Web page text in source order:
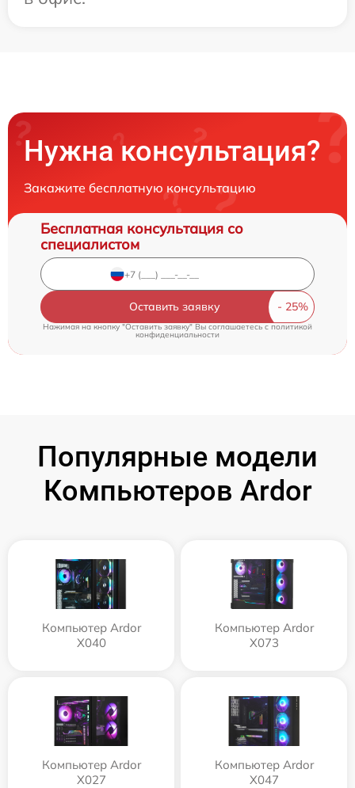
Нужна консультация?
Закажите бесплатную консультацию
Бесплатная консультация со
специалистом
Оставить заявку
Нажимая на кнопку "Оставить заявку" Вы соглашаетесь cполитикой
конфиденциальности
Популярные модели
Компьютеров Ardor
Компьютер Ardor
X040
Компьютер Ardor
X073
Компьютер Ardor
X027
Компьютер Ardor
X047